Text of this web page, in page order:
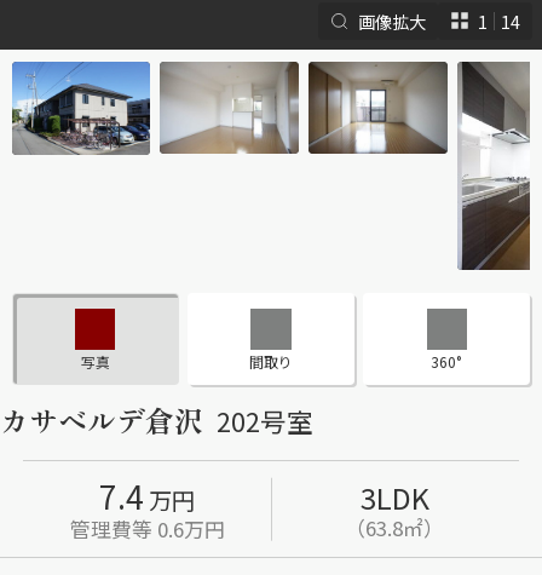
ルームツアー 動画ギャラリー
ShaMaison STYLE
らくらく内見
自立型サービス付き・シニア向け
画像拡大 1 14
写真 間取り 360°
カサベルデ倉沢 202号室
7.4 万円
管理費等 0.6万円
3LDK
（63.8㎡）